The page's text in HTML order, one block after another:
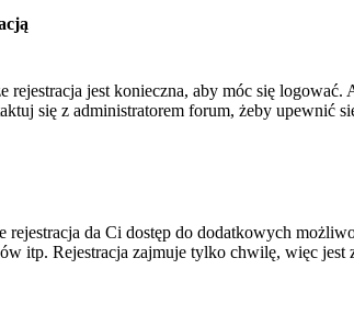
jest konieczna, aby móc się logować.
się z administratorem forum, żeby upewnić
da Ci dostęp do dodatkowych
itp. Rejestracja zajmuje tylko chwilę, więc jest